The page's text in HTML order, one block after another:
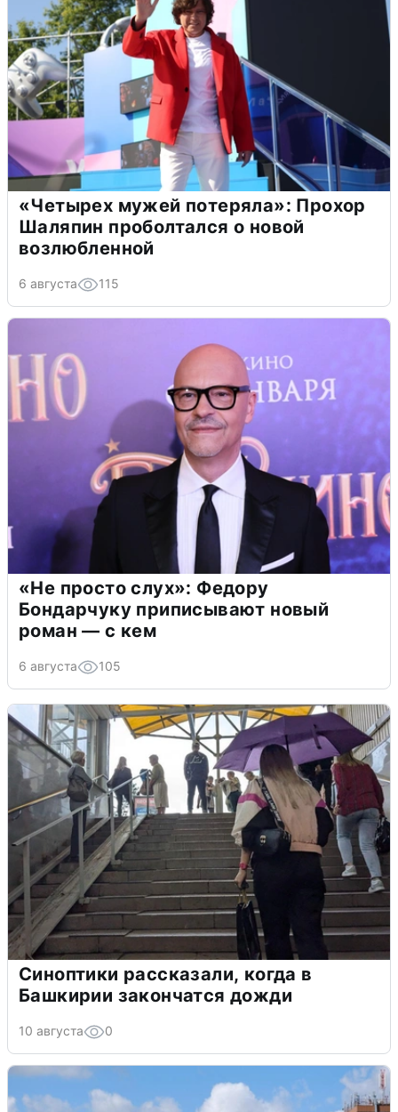
«Четырех мужей потеряла»: Прохор
Шаляпин проболтался о новой
возлюбленной
6 августа 115
«Не просто слух»: Федору
Бондарчуку приписывают новый
роман — с кем
6 августа 105
Синоптики рассказали, когда в
Башкирии закончатся дожди
10 августа 0